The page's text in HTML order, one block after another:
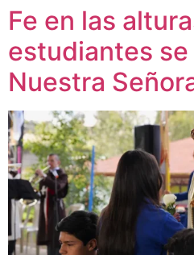
Fe en las
estudiantes
Nuestra